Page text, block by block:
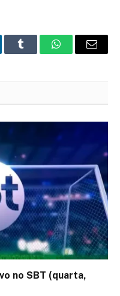
Tumblr WhatsAppEmail
no SBT (quarta,